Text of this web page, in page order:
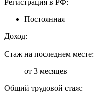
Постоянная
Доход:
—
Стаж на последнем месте:
от 3 месяцев
Общий трудовой стаж: